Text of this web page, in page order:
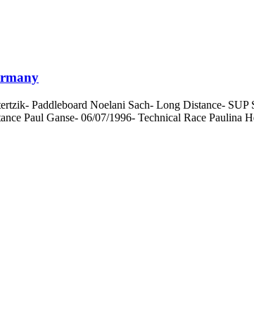
Paddleboard Noelani Sach- Long Distance-
Paul Ganse- 06/07/1996- Technical Race Paulina